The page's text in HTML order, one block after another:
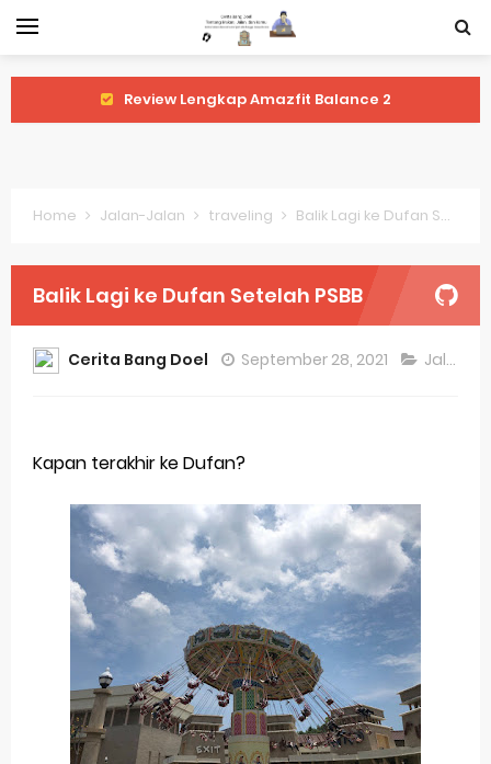
Review Lengkap Amazfit Balance 2
Review Lengkap Samsung Galaxy Watch 7
Perubahan Regulasi Merek Dagang
Sejarah Merek Dagang Terkenal
Review Lengkap Apple Watch Series 10
Merek Dagang dari Masa ke Masa
Perkembangan Merek Dagang Modern
Multinational Trademarks
Review Oppo Reno 15 Pro: Smartphone Premium
dengan Kamera 200MP dan Baterai Tahan Lama
Review Vivo V70 FE: Smartphone Fan Edition dengan
Home Jalan-Jalan traveling Balik Lagi ke Dufan Setelah PSBB
Balik Lagi ke Dufan Setelah PSBB
Cerita Bang Doel September 28, 2021 Jalan-Jalan
Kapan terakhir ke Dufan?